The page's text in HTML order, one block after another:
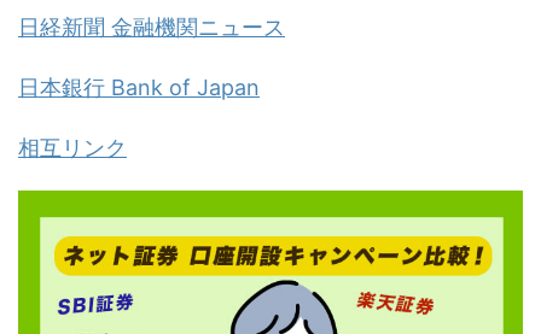
日経新聞 金融機関ニュース
日本銀行 Bank of Japan
相互リンク